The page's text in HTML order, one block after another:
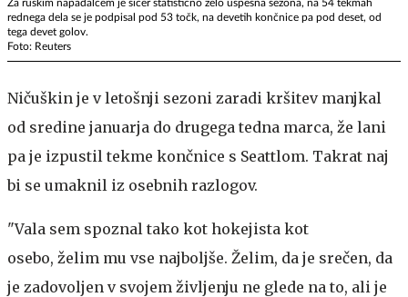
Za ruskim napadalcem je sicer statistično zelo uspešna sezona, na 54 tekmah
rednega dela se je podpisal pod 53 točk, na devetih končnice pa pod deset, od
tega devet golov.
Foto: Reuters
Ničuškin je v letošnji sezoni zaradi kršitev manjkal
od sredine januarja do drugega tedna marca, že lani
pa je izpustil tekme končnice s Seattlom. Takrat naj
bi se umaknil iz osebnih razlogov.
"Vala sem spoznal tako kot hokejista kot
osebo, želim mu vse najboljše. Želim, da je srečen, da
je zadovoljen v svojem življenju ne glede na to, ali je